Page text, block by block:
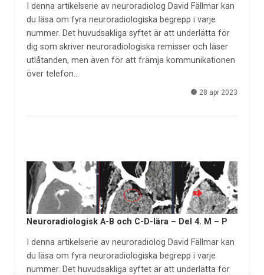
I denna artikelserie av neuroradiolog David Fällmar kan
du läsa om fyra neuroradiologiska begrepp i varje
nummer. Det huvudsakliga syftet är att underlätta för
dig som skriver neuroradiologiska remisser och läser
utlåtanden, men även för att främja kommunikationen
över telefon…
28 apr 2023
Neuroradiologisk A-B och C-D-lära – Del 4. M – P
I denna artikelserie av neuroradiolog David Fällmar kan
du läsa om fyra neuroradiologiska begrepp i varje
nummer. Det huvudsakliga syftet är att underlätta för